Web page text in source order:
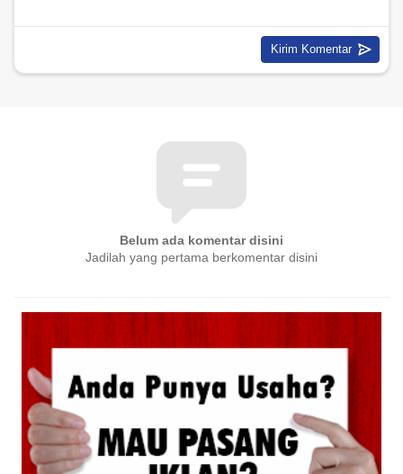
Belum ada komentar disini
Jadilah yang pertama berkomentar disini